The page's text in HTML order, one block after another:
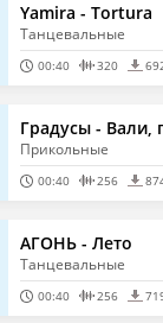
Yamira - Tortura
Танцевальные
00:40 320
Градусы - Вали,
Прикольные
00:40 256
АГОНЬ - Лето
Танцевальные
00:40 256